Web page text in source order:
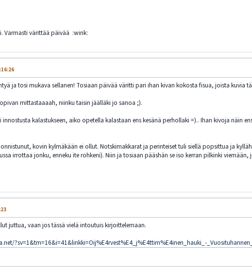
Varmasti värittää päivää :wink:
ja tosi mukava sellanen! Tosiaan päivää väritti pari ihan kivan kokosta fisua, joista kuvia
mittastaaaah, niinku taisin jäälläki jo sanoa ;).
kalastukseen, aiko opetella kalastaan ens kesänä perhollaki =).. Ihan kivoja näin
onnistunut, kovin kylmäkään ei ollut. Notskimakkarat ja perinteiset tuli siellä popsittua ja
irrottaa jonku, enneku ite rohkeni). Niin ja tosiaan pääshän se iso kerran pilkinki
juttua, vaan jos tässä vielä intoutuis kirjoittelemaan.
?sv=1&tm=16&i=41&linkki=Oij%E4rvest%E4_j%E4ttim%E4inen_hauki_-